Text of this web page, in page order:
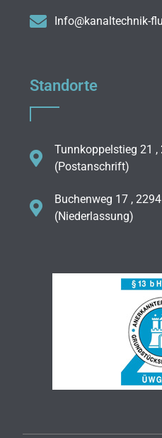
Info@kanaltechnik-
Standorte
Tunnkoppelstieg 21
(Postanschrift)
Buchenweg 17 ,
(Niederlassung)